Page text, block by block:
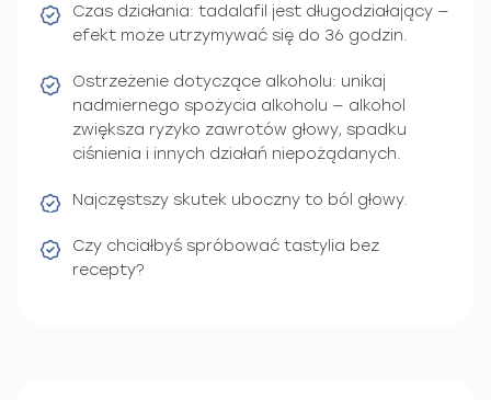
Czas działania: tadalafil jest długodziałający —
efekt może utrzymywać się do 36 godzin.
Ostrzeżenie dotyczące alkoholu: unikaj
nadmiernego spożycia alkoholu — alkohol
zwiększa ryzyko zawrotów głowy, spadku
ciśnienia i innych działań niepożądanych.
Najczęstszy skutek uboczny to ból głowy.
Czy chciałbyś spróbować tastylia bez
recepty?